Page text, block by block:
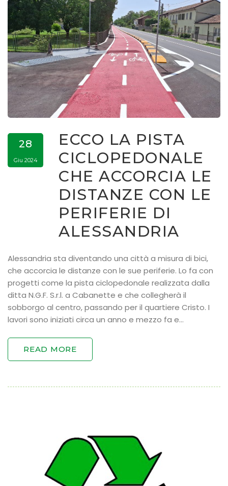
28
Giu 2024
ECCO LA PISTA
CICLOPEDONALE
CHE ACCORCIA LE
DISTANZE CON LE
PERIFERIE DI
ALESSANDRIA
Alessandria sta diventando una città a misura di bici,
che accorcia le distanze con le sue periferie. Lo fa con
progetti come la pista ciclopedonale realizzata dalla
ditta N.G.F. S.r.l. a Cabanette e che collegherà il
sobborgo al centro, passando per il quartiere Cristo. I
lavori sono iniziati circa un anno e mezzo fa e…
READ MORE